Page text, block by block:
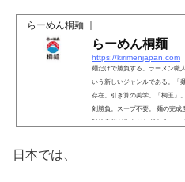
らーめん桐麺 ｜
らーめん桐麺
https://kirimenjapan.com
麺だけで勝負する。ラーメン職
いう新しいジャンルである。「
存在。引き算の美学、「桐玉」
剣勝負。スープ不要。 麺の完成
対的自信が生んだシグネチャー
日本では、